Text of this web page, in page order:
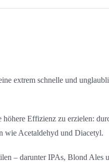
extrem schnelle und
Effizienz zu erzielen:
wie Acetaldehyd und Diacetyl.
– darunter IPAs, Blond Ales